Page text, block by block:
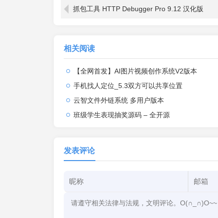
抓包工具 HTTP Debugger Pro 9.12 汉化版
相关阅读
【全网首发】AI图片视频创作系统V2版本
手机找人定位_5.3双方可以共享位置
云智文件外链系统 多用户版本
班级学生表现抽奖源码 – 全开源
发表评论